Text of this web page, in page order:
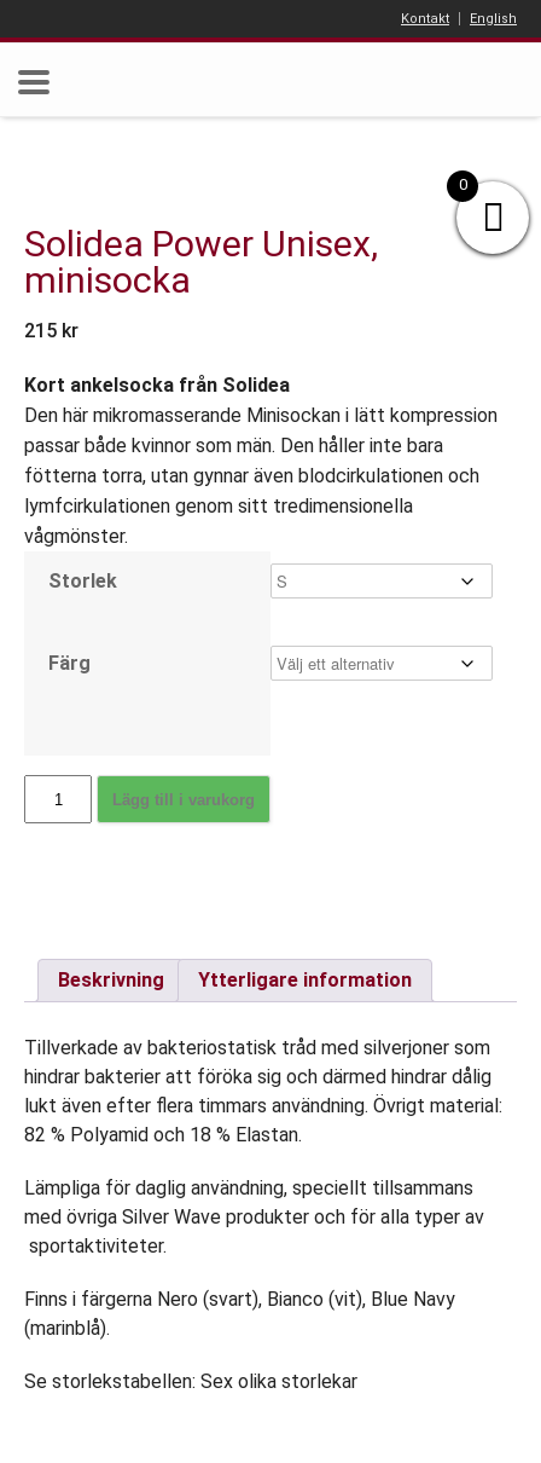
Kontakt English
Solidea Power Unisex,
minisocka
215 kr
Kort ankelsocka från Solidea
Den här mikromasserande Minisockan i lätt kompression
passar både kvinnor som män. Den håller inte bara
fötterna torra, utan gynnar även blodcirkulationen och
lymfcirkulationen genom sitt tredimensionella
vågmönster.
Storlek
Färg
Solidea
Power
Lägg till i varukorg
Beskrivning Ytterligare information
Tillverkade av bakteriostatisk tråd med silverjoner som
hindrar bakterier att föröka sig och därmed hindrar dålig
lukt även efter flera timmars användning. Övrigt material:
82 % Polyamid och 18 % Elastan.
Lämpliga för daglig användning, speciellt tillsammans
med övriga Silver Wave produkter och för alla typer av
sportaktiviteter.
Finns i färgerna Nero (svart), Bianco (vit), Blue Navy
(marinblå).
Se storlekstabellen: Sex olika storlekar
0